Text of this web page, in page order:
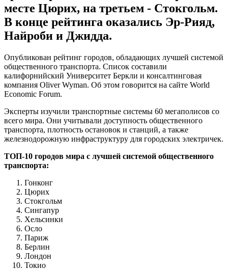
месте Цюрих, на третьем - Стокгольм.
В конце рейтинга оказались Эр-Рияд,
Найроби и Джидда.
Опубликован рейтинг городов, обладающих лучшей системой
общественного транспорта. Список составили
калифорнийский Университет Беркли и консалтинговая
компания Oliver Wyman. Об этом говорится на сайте World
Economic Forum.
Эксперты изучили транспортные системы 60 мегаполисов со
всего мира. Они учитывали доступность общественного
транспорта, плотность остановок и станций, а также
железнодорожную инфраструктуру для городских электричек.
ТОП-10 городов мира с лучшей системой общественного
транспорта:
Гонконг
Цюрих
Стокгольм
Сингапур
Хельсинки
Осло
Париж
Берлин
Лондон
Токио